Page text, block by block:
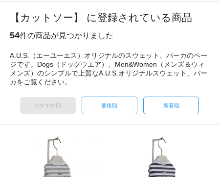
【カットソー】 に登録されている商品
54件の商品が見つかりました
A.U.S.（エーユーエス）オリジナルのスウェット、パーカのペー
ジです。Dogs（ドッグウエア）、Men&Women（メンズ＆ウィ
メンズ）のシンプルで上質なA.U.S.オリジナルスウェット、パー
カをご覧ください。
おすすめ順 価格順 新着順